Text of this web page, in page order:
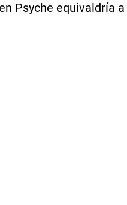
Psyche equivaldría